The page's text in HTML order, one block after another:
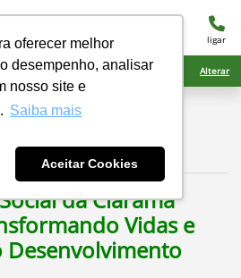
oferecer melhor
desempenho, analisar
nosso site e
Saiba mais
Aceitar Cookies
ligar
Brilhante Alterar
Social
Máquinas
da Ciarama
Vidas e